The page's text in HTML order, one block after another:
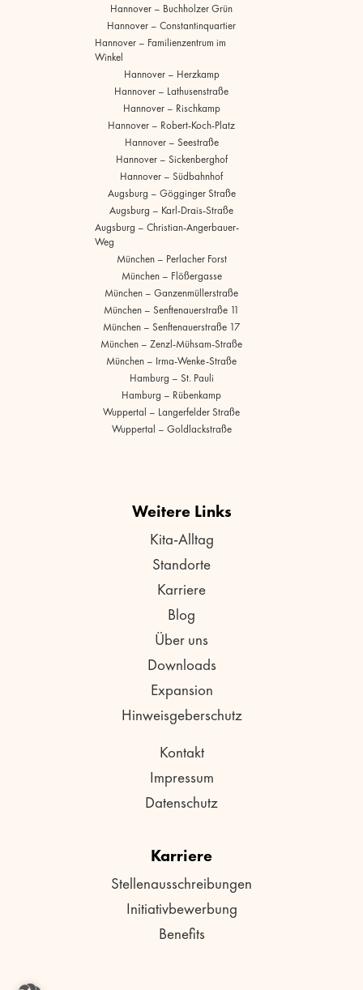
Hannover – Buchholzer Grün
Hannover – Constantinquartier
Hannover – Familienzentrum im
Winkel
Hannover – Herzkamp
Hannover – Lathusenstraße
Hannover – Rischkamp
Hannover – Robert-Koch-Platz
Hannover – Seestraße
Hannover – Sickenberghof
Hannover – Südbahnhof
Augsburg – Gögginger Straße
Augsburg – Karl-Drais-Straße
Augsburg – Christian-Angerbauer-
Weg
München – Perlacher Forst
München – Flößergasse
München – Ganzenmüllerstraße
München – Senftenauerstraße 11
München – Senftenauerstraße 17
München – Zenzl-Mühsam-Straße
München – Irma-Wenke-Straße
Hamburg – St. Pauli
Hamburg – Rübenkamp
Wuppertal – Langerfelder Straße
Wuppertal – Goldlackstraße
Weitere Links
Kita-Alltag
Standorte
Karriere
Blog
Über uns
Downloads
Expansion
Hinweisgeberschutz
Kontakt
Impressum
Datenschutz
Karriere
Stellenausschreibungen
Initiativbewerbung
Benefits